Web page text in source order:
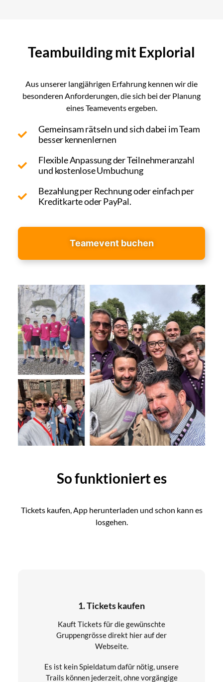
Teambuilding mit Explorial
Aus unserer langjährigen Erfahrung kennen wir die
besonderen Anforderungen, die sich bei der Planung
eines Teamevents ergeben.
Gemeinsam rätseln und sich dabei im Team
besser kennenlernen
Flexible Anpassung der Teilnehmeranzahl
und kostenlose Umbuchung
Bezahlung per Rechnung oder einfach per
Kreditkarte oder PayPal.
Teamevent buchen
So funktioniert es
Tickets kaufen, App herunterladen und schon kann es
losgehen.
1. Tickets kaufen
Kauft Tickets für die gewünschte
Gruppengrösse direkt hier auf der
Webseite.
Es ist kein Spieldatum dafür nötig, unsere
Trails können jederzeit, ohne vorgängige